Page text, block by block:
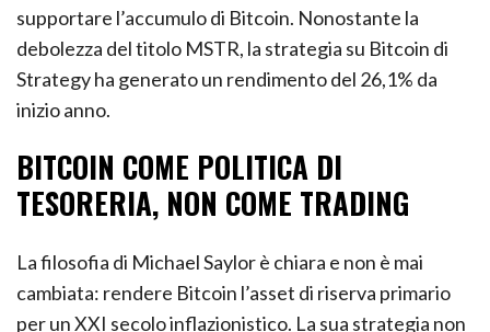
supportare l’accumulo di Bitcoin. Nonostante la
debolezza del titolo MSTR, la strategia su Bitcoin di
Strategy ha generato un rendimento del 26,1% da
inizio anno.
BITCOIN COME POLITICA DI
TESORERIA, NON COME TRADING
La filosofia di Michael Saylor è chiara e non è mai
cambiata: rendere Bitcoin l’asset di riserva primario
per un XXI secolo inflazionistico. La sua strategia non